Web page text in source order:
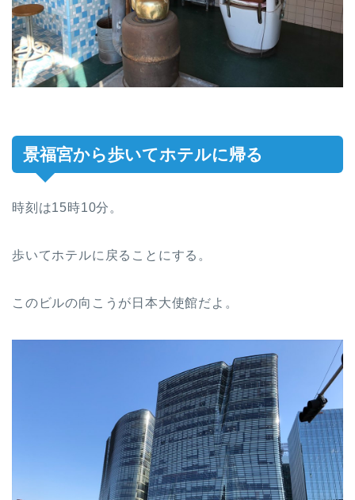
景福宮から歩いてホテルに帰る
時刻は15時10分。
歩いてホテルに戻ることにする。
このビルの向こうが日本大使館だよ。